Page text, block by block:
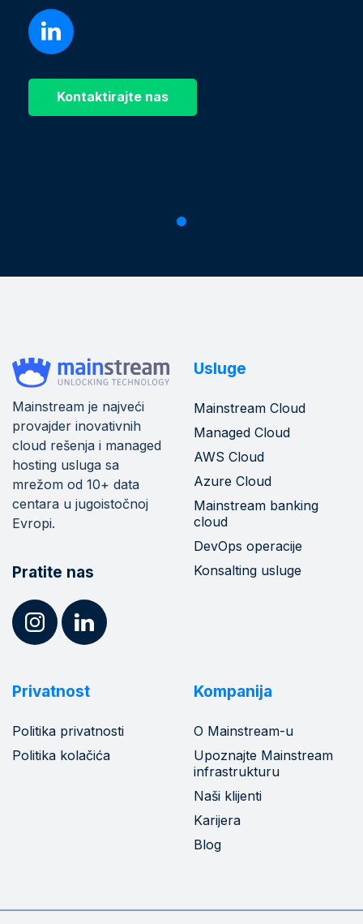
Kontaktirajte nas
Mainstream je najveći
provajder inovativnih
cloud rešenja i managed
hosting usluga sa
mrežom od 10+ data
centara u jugoistočnoj
Evropi.
Pratite nas
Usluge
Mainstream Cloud
Managed Cloud
AWS Cloud
Azure Cloud
Mainstream banking
cloud
DevOps operacije
Konsalting usluge
Privatnost
Politika privatnosti
Politika kolačića
Kompanija
O Mainstream-u
Upoznajte Mainstream
infrastrukturu
Naši klijenti
Karijera
Blog